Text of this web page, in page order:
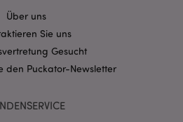
Über uns
Sie uns
Gesucht
den Puckator-Newsletter
PHP.net
von Google